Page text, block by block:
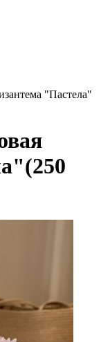
"Пастела"